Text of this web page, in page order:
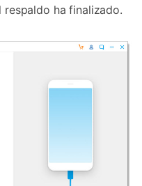
ha finalizado.